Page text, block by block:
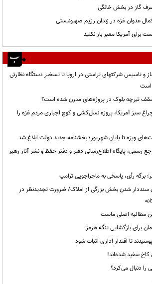
گاز در بخش خانگی
عدوان غزه در زندان رژیم صهیونیستی
برای آمریکا معبر باز نکنید
و تاسیس شرکتهای تراستی در اروپا تا تسخیر دستگاه نظارتی
است
تیرچه بلوک در پروژه‌های مدرن شده است؟
سبز آمریکا، پروژه نسل‌کشی و کوچ اجباری مردم غزه را
ویژه تا پایان شهریور؛ بخشنامه جدید دولت ابلاغ شد
رسمی، پایگاه اطلاع‌رسانی دفتر و دفتر حفظ و نشر آثار رهبر
برگه رأی، پاسخی به ماجراجویی ترامپ
سنددار شدن بخش بزرگی از املاک/ ضرورت تجدیدنظر در
مطالبه اصلی ماست
برای بازگشایی تنگه هرمز
تا اقتدار اداری اثبات شود
سفید شده‌اند!